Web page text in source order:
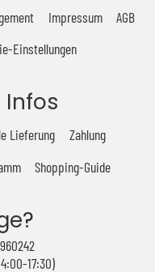
Impressum
AGB
Einstellungen
Infos
Lieferung
Zahlung
Shopping-Guide
17:30)